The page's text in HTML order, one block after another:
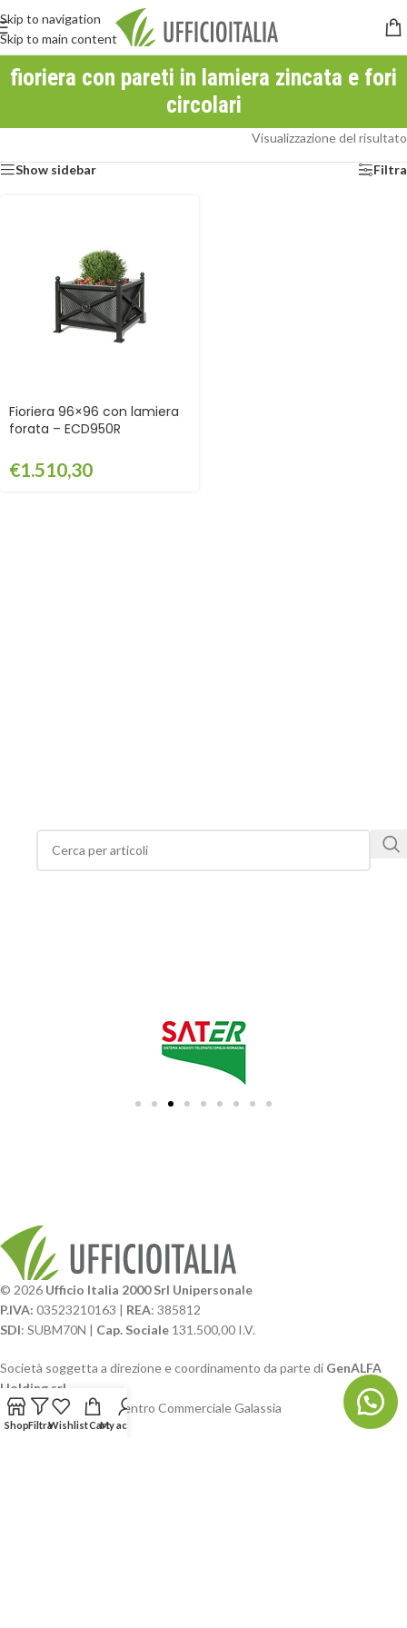
Skip to navigation
Skip to main content
fioriera con pareti in lamiera zincata e fori
circolari
Visualizzazione del risultato
Show sidebar Filtra
Fioriera 96×96 con lamiera
forata – ECD950R
€1.510,30
© 2026 Ufficio Italia 2000 Srl Unipersonale
P.IVA: 03523210163 | REA: 385812
SDI: SUBM70N | Cap. Sociale 131.500,00 I.V.
Società soggetta a direzione e coordinamento da parte di GenALFA
Holding srl
Via A. Ponti n. 4 – Centro Commerciale Galassia
24126 Bergamo
ShopFiltraWishlistCartMy account